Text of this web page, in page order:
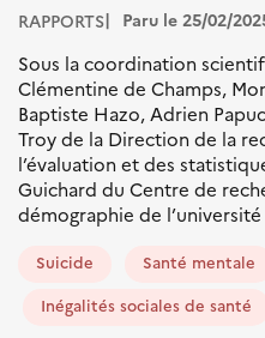
RAPPORTS Paru le 25/02/
Sous la coordination
Clémentine de Champs,
Baptiste Hazo, Adrien
Troy de la Direction de la
l’évaluation et des
Guichard du Centre de
démographie de l’université
Suicide
Santé mentale
Inégalités sociales de santé